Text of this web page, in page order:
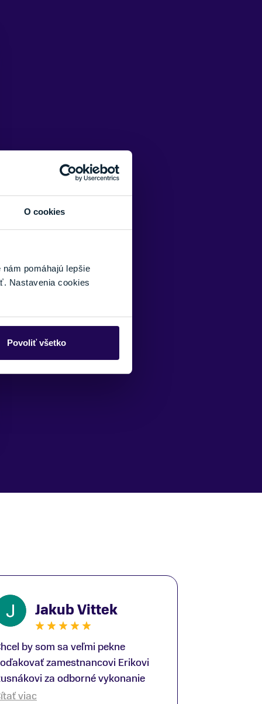
O cookies
pomáhajú lepšie
Nastavenia cookies
Povoliť všetko
Jakub Vittek
by som sa veľmi pekne
zamestnancovi Erikovi
za odborné vykonanie
fittingu. Je to super človek na
viac